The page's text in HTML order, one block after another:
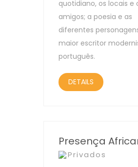
quotidiano, os locais e
amigos; a poesia e as
diferentes
maior escritor
português.
DETAILS
Presença
Privados